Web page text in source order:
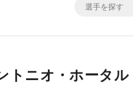
トニオ・ホータル